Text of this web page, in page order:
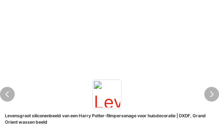
Levensgroot siliconenbeeld van een Harry Potter-filmpersonage voor huisdecoratie | DXDF, Grand
Orient wassen beeld